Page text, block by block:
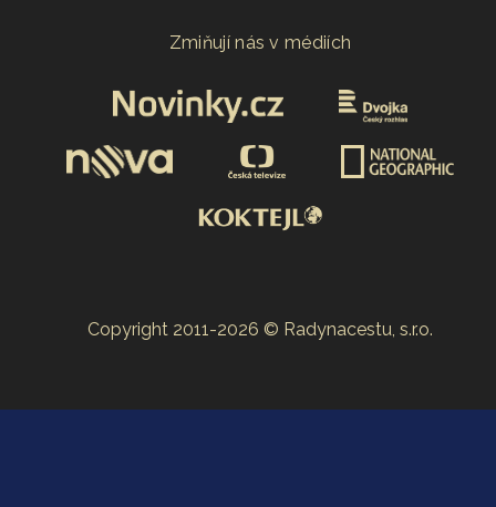
Zmiňují nás v médiích
Copyright 2011-2026 © Radynacestu, s.r.o.